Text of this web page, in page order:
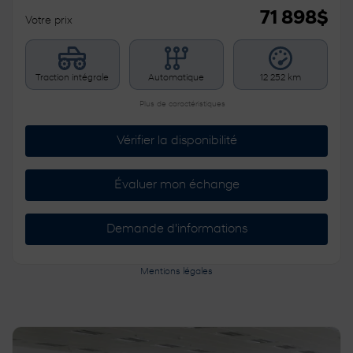
Votre prix 71 898$
Traction intégrale Automatique 12 252 km
Plus de caractéristiques
Vérifier la disponibilité
Évaluer mon échange
Demande d'informations
Mentions légales